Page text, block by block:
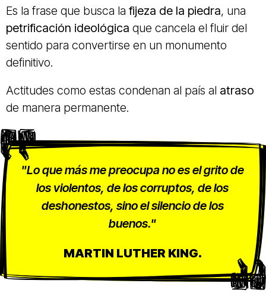
Es la frase que busca la fijeza de la piedra, una
petrificación ideológica que cancela el fluir del
sentido para convertirse en un monumento
definitivo.
Actitudes como estas condenan al país al atraso
de manera permanente.
"Lo que más me preocupa no es el grito de
los violentos, de los corruptos, de los
deshonestos, sino el silencio de los
buenos."
MARTIN LUTHER KING.